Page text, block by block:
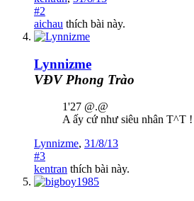
#2
aichau thích bài này.
Lynnizme
VĐV Phong Trào
1'27 @.@
A ấy cứ như siêu nhân T^T !
Lynnizme, 31/8/13
#3
kentran thích bài này.